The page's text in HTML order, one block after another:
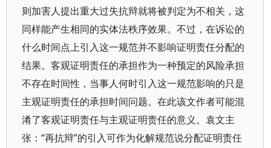
则加害人提出重大过失抗辩就将被判定为不相关，这
同样能产生相同的实体法秩序效果。不过，在诉讼的
什么时间点上引入这一规范并不影响证明责任分配的
结果。客观证明责任的承担作为一种预定的风险承担
不存在时间性，当事人何时引入这一规范影响的只是
主观证明责任的承担时间问题。在此该文作者可能混
淆了客观证明责任与主观证明责任的意义。袁文主
张：“再抗辩”的引入可作为化解规范说分配证明责任